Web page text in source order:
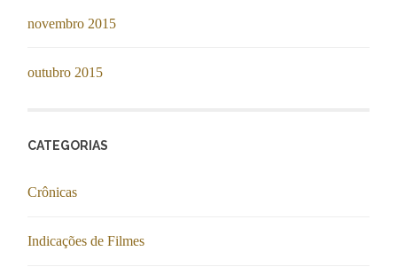
novembro 2015
outubro 2015
CATEGORIAS
Crônicas
Indicações de Filmes